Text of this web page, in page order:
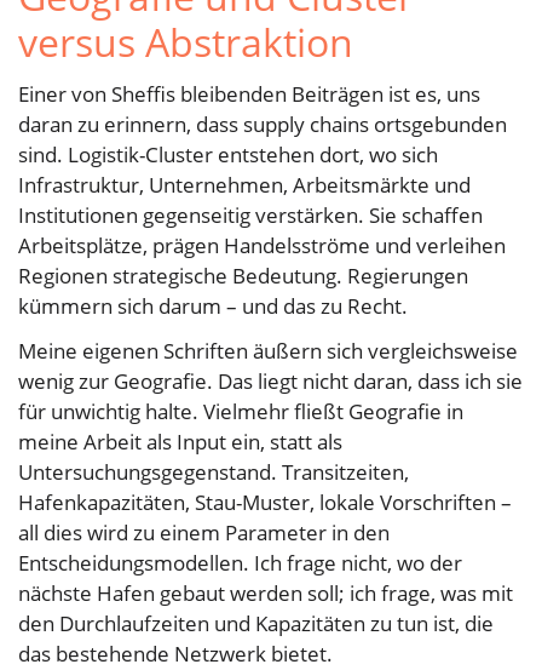
versus Abstraktion
Einer von Sheffis bleibenden Beiträgen ist es, uns
daran zu erinnern, dass supply chains ortsgebunden
sind. Logistik-Cluster entstehen dort, wo sich
Infrastruktur, Unternehmen, Arbeitsmärkte und
Institutionen gegenseitig verstärken. Sie schaffen
Arbeitsplätze, prägen Handelsströme und verleihen
Regionen strategische Bedeutung. Regierungen
kümmern sich darum – und das zu Recht.
Meine eigenen Schriften äußern sich vergleichsweise
wenig zur Geografie. Das liegt nicht daran, dass ich sie
für unwichtig halte. Vielmehr fließt Geografie in
meine Arbeit als Input ein, statt als
Untersuchungsgegenstand. Transitzeiten,
Hafenkapazitäten, Stau-Muster, lokale Vorschriften –
all dies wird zu einem Parameter in den
Entscheidungsmodellen. Ich frage nicht, wo der
nächste Hafen gebaut werden soll; ich frage, was mit
den Durchlaufzeiten und Kapazitäten zu tun ist, die
das bestehende Netzwerk bietet.